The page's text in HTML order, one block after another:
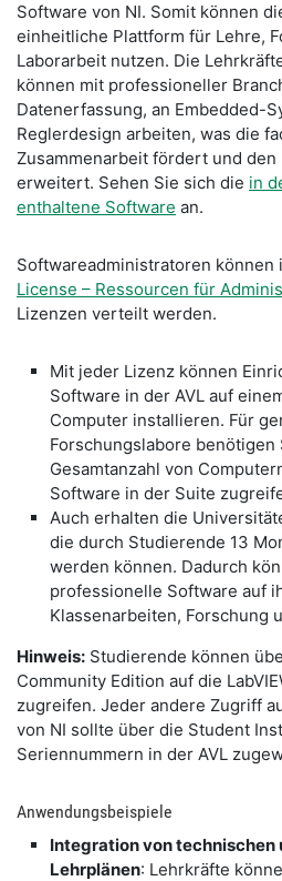
Software von NI. Somit können
einheitliche Plattform für Lehre,
Laborarbeit nutzen. Die
können mit professioneller
Datenerfassung, an Embedded-
Reglerdesign arbeiten, was die
Zusammenarbeit fördert und
erweitert. Sehen Sie sich die in
enthaltene Software an.
​Softwareadministratoren können
License – Ressourcen für
Lizenzen verteilt werden.
​Mit jeder Lizenz können
Software in der AVL auf
Computer installieren. Für
Forschungslabore
Gesamtanzahl von
Software in der Suite
​Auch erhalten die
die durch Studierende 13
werden können. Dadurch
professionelle Software auf
Klassenarbeiten, Forschung
​Hinweis: Studierende können
Community Edition auf die
zugreifen. Jeder andere Zugriff
von NI sollte über die Student
Seriennummern in der AVL
​Anwendungsbeispiele
​Integration von
Lehrplänen: Lehrkräfte